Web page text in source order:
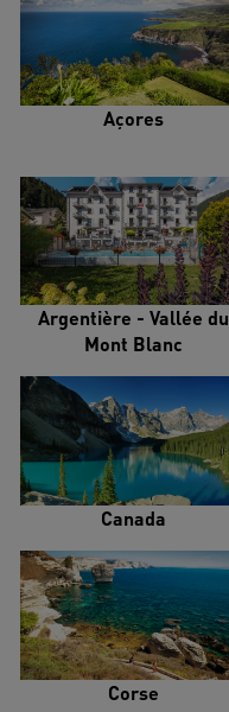
Açores
Argentière - Vallée du
Mont Blanc
Canada
Corse